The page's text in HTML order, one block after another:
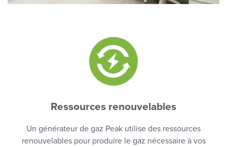
Ressources renouvelables
Un générateur de gaz Peak utilise des ressources
renouvelables pour produire le gaz nécessaire à vos